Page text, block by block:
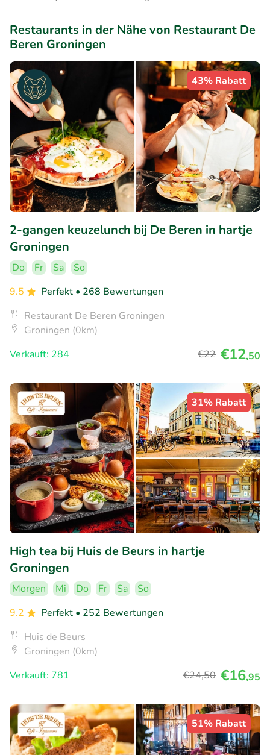
Restaurants in der Nähe von Restaurant De
Beren Groningen
43% Rabatt
2-gangen keuzelunch bij De Beren in hartje
Groningen
Do Fr Sa
So
9.5
Perfekt • 268 Bewertungen
Restaurant De Beren Groningen
Groningen (0km)
Verkauft: 284
€22 €12,50
31% Rabatt
High tea bij Huis de Beurs in hartje
Groningen
Morgen Mi Do Fr Sa
So
9.2
Perfekt • 252 Bewertungen
Huis de Beurs
Groningen (0km)
Verkauft: 781
€24,50 €16,95
51% Rabatt